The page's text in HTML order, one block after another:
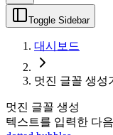
Toggle Sidebar
대시보드
멋진 글꼴 생성
멋진 글꼴 생성
텍스트를 입력한 다